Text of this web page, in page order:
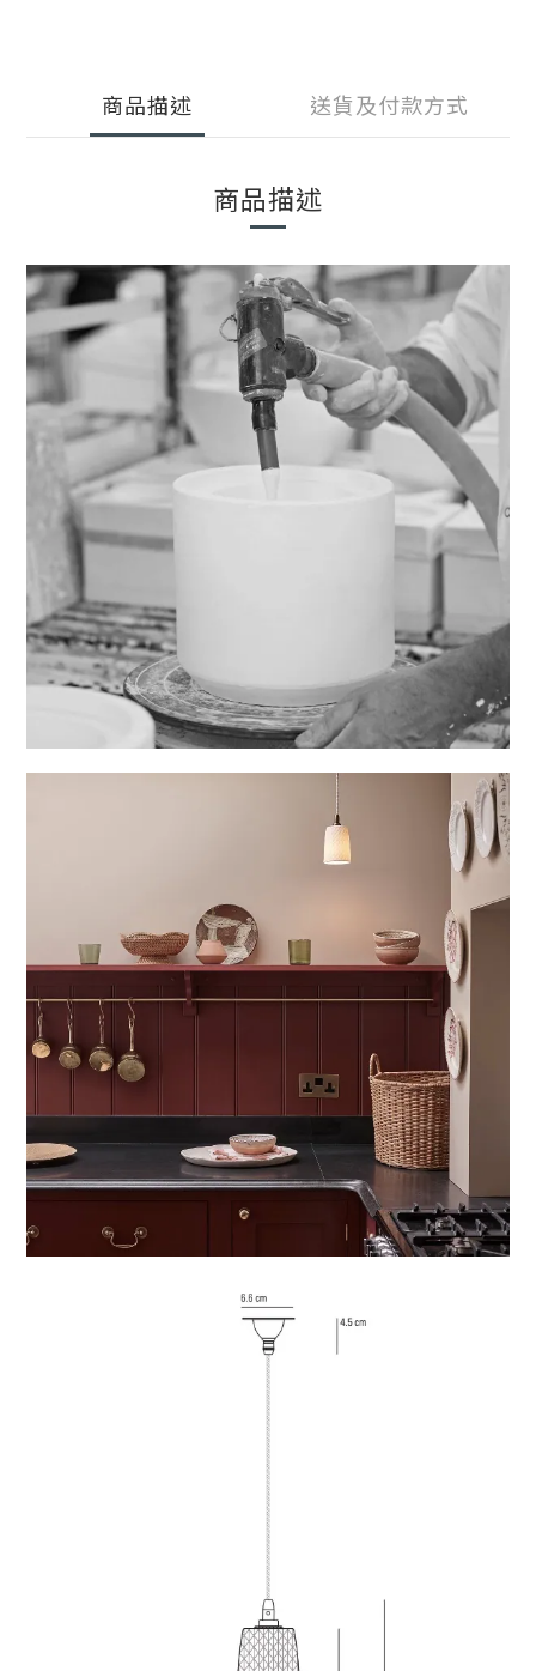
商品描述 送貨及付款方式
商品描述